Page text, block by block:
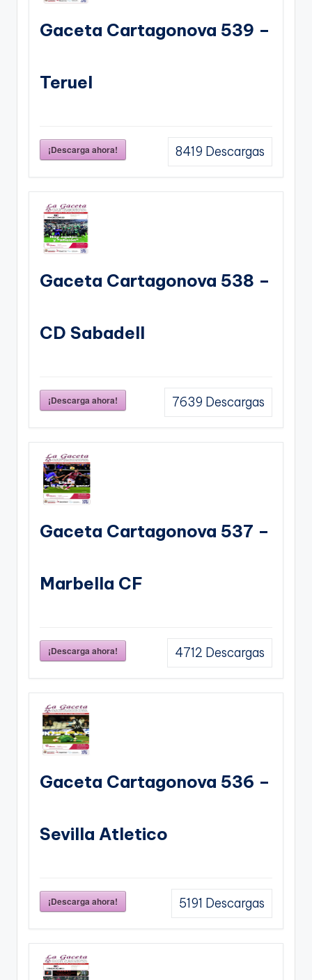
Gaceta Cartagonova 539 –
Teruel
¡Descarga ahora! 8419 Descargas
Gaceta Cartagonova 538 –
CD Sabadell
¡Descarga ahora! 7639 Descargas
Gaceta Cartagonova 537 –
Marbella CF
¡Descarga ahora! 4712 Descargas
Gaceta Cartagonova 536 –
Sevilla Atletico
¡Descarga ahora! 5191 Descargas